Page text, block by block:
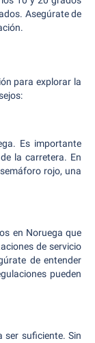
Asegúrate de
para explorar la
Es importante
la carretera. En
rojo, una
en Noruega que
de servicio
de entender
pueden
ser suficiente. Sin